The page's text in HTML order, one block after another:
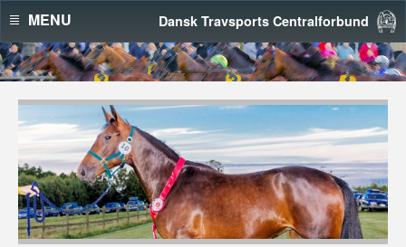
Dansk Travsports Centralforbund
MENU